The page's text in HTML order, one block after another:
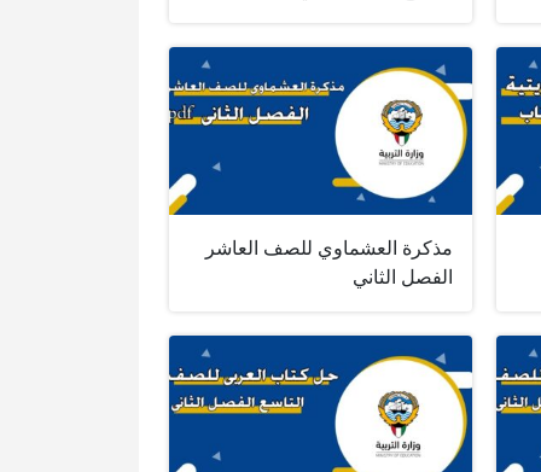
مذكرة العشماوي للصف العاشر
الفصل الثاني